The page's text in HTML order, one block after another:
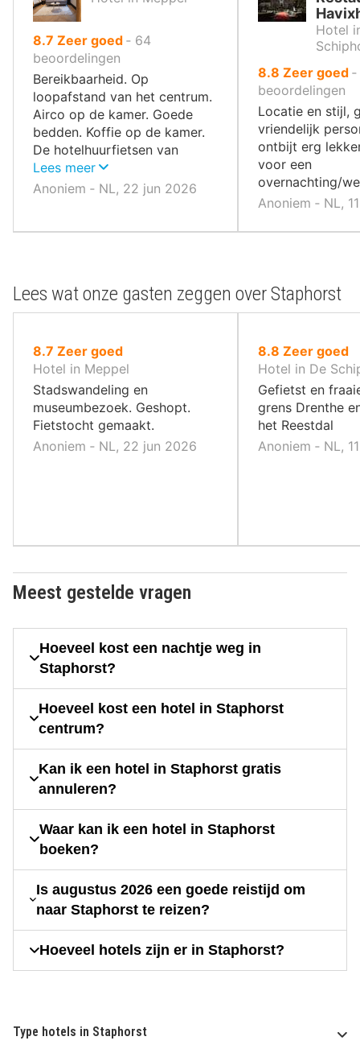
8.7 uit
10
,
Zeer goed ‐ 64
beoordelingen
Bereikbaarheid. Op
loopafstand van het centrum.
Airco op de kamer. Goede
bedden. Koffie op de kamer.
De hotelhuurfietsen van
uitstekende kwaliteit.
Lees meer
Anoniem ‐ NL, 22 jun 2026
Hotel
8.8 uit
10
,
Zeer goed ‐
beoordelingen
Locatie en stijl,
vriendelijk
ontbijt erg
voor een
overnachting/
Anoniem ‐ NL,
Lees wat onze gasten zeggen over Staphorst
8.7 uit
10
,
Zeer goed
Hotel in Meppel
Stadswandeling en
museumbezoek. Geshopt.
Fietstocht gemaakt.
Anoniem ‐ NL, 22 jun 2026
8.8 uit
10
,
Zeer goed
Hotel in De
Gefietst en
grens Drenthe
het Reestdal
Anoniem ‐ NL,
Meest gestelde vragen
Hoeveel kost een nachtje weg in
Staphorst?
Hoeveel kost een hotel in Staphorst
centrum?
Kan ik een hotel in Staphorst gratis
annuleren?
Waar kan ik een hotel in Staphorst
boeken?
Is augustus 2026 een goede reistijd om
naar Staphorst te reizen?
Hoeveel hotels zijn er in Staphorst?
Type hotels in Staphorst